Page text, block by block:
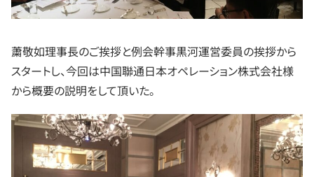
䔥敬如理事長のご挨拶と例会幹事黒河運営委員の挨拶から
スタートし、今回は中国聯通日本オペレーション株式会社様
から概要の説明をして頂いた。